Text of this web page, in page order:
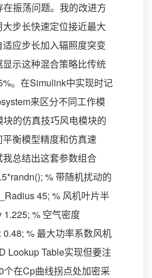
振荡问题。我的改进方
步长快速定位接近最大
应步长加入辐照度突变
示这种混合策略比传统
。在Simulink中实现时记
来区分不同工作模
的仿真技巧风电模块的
衡模型精度和仿真速
总结出这套参数组合
% 带随机扰动的
45; % 风机叶片半
% 空气密度
% 最大功率系数风机
Lookup Table实现但要注
个在Cp曲线拐点处加密采